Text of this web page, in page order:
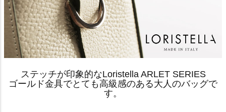
ステッチが印象的なLoristella ARLET SERIES
ゴールド金具でとても高級感のある大人のバッグで
す。